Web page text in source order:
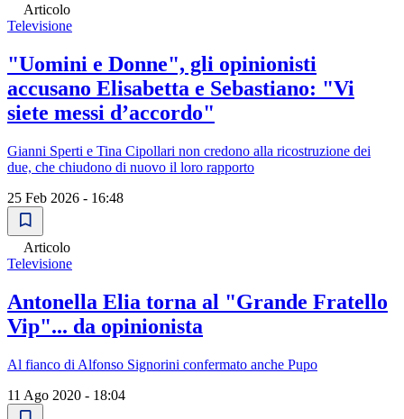
Articolo
Televisione
"Uomini e Donne", gli opinionisti
accusano Elisabetta e Sebastiano: "Vi
siete messi d’accordo"
Gianni Sperti e Tina Cipollari non credono alla ricostruzione dei
due, che chiudono di nuovo il loro rapporto
25 Feb 2026 - 16:48
Articolo
Televisione
Antonella Elia torna al "Grande Fratello
Vip"... da opinionista
Al fianco di Alfonso Signorini confermato anche Pupo
11 Ago 2020 - 18:04